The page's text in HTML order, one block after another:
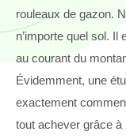
rouleaux de gazon.
n’importe quel sol. Il
au courant du
Évidemment, une
exactement
tout achever grâce à